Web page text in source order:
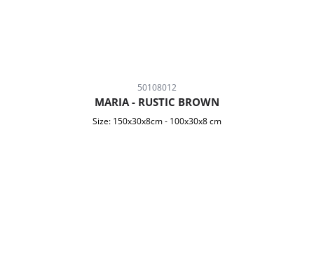
50108012
MARIA - RUSTIC BROWN
Size: 150x30x8cm- 100x30x8 cm